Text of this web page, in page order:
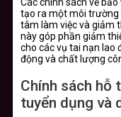
Các chính sách về
tạo ra một môi trường
tâm làm việc và giảm
này góp phần giảm
cho các vụ tai nạn lao
động và chất lượng
Chính sách hỗ
tuyển dụng và